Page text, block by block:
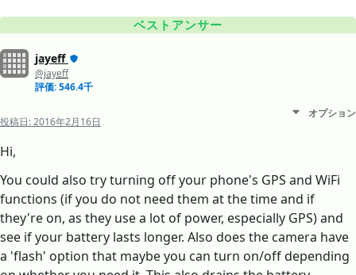
ベストアンサー
jayeff
@jayeff
評価: 546.4千
投稿日:2016年2月16日
オプション
Hi,
You could also try turning off your phone's GPS and WiFi
functions (if you do not need them at the time and if
they're on, as they use a lot of power, especially GPS) and
see if your battery lasts longer. Also does the camera have
a 'flash' option that maybe you can turn on/off depending